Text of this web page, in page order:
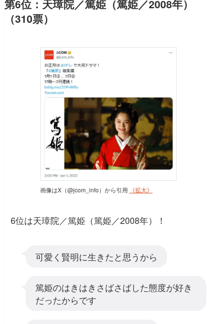
第6位：天璋院／篤姫（篤姫／2008年）
（310票）
画像はX（@jcom_info）から引用 《拡大》
6位は天璋院／篤姫（篤姫／2008年）！
可愛く賢明に生きたと思うから
篤姫のはきはきさばさばした態度が好き
だったからです